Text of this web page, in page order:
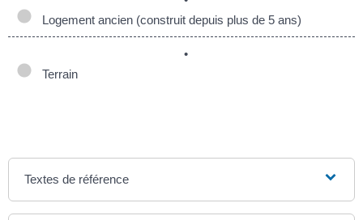
Logement ancien (construit depuis plus de 5 ans)
Terrain
Textes de référence